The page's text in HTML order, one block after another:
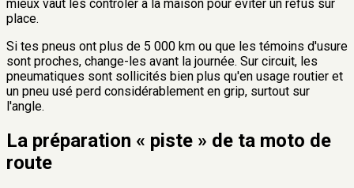
mieux vaut les contrôler à la maison pour éviter un refus sur
place.
Si tes pneus ont plus de 5 000 km ou que les témoins d'usure
sont proches, change-les avant la journée. Sur circuit, les
pneumatiques sont sollicités bien plus qu'en usage routier et
un pneu usé perd considérablement en grip, surtout sur
l'angle.
La préparation « piste » de ta moto de
route